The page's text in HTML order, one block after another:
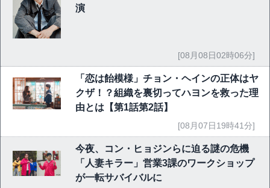
演
[08月08日02時06分]
「恋は飴模様」チョン・ヘインの正体はヤ
クザ！？組織を裏切ってハヨンを救った理
由とは【第1話第2話】
[08月07日19時41分]
今夜、コン・ヒョジンらに迫る謎の危機
「人妻キラー」営業3課のワークショップ
が一転サバイバルに